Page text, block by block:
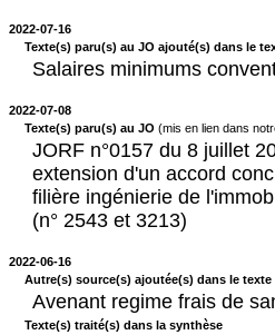
2022-07-16
Texte(s) paru(s) au JO ajouté(s) dans le
Salaires minimums
2022-07-08
Texte(s) paru(s) au JO (mis en lien dans
JORF n°0157 du 8 juillet
extension d'un accord
filière ingénierie de
(n° 2543 et 3213)
2022-06-16
Autre(s) source(s) ajoutée(s) dans le
Avenant regime frais de
Texte(s) traité(s) dans la synthèse